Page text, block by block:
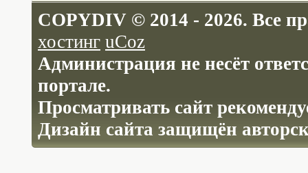
COPYDIV © 2014 - 2026. Все
хостинг uCoz
Администрация не несёт
портале.
Просматривать сайт
Дизайн сайта защищён